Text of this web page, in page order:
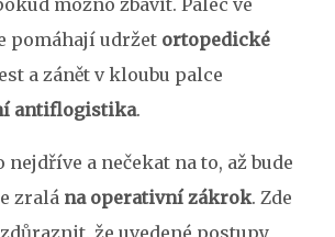
možno zbavit. Palec ve
pomáhají udržet ortopedické
a zánět v kloubu palce
antiflogistika.
nejdříve a nečekat na to, až bude
zralá na operativní zákrok. Zde